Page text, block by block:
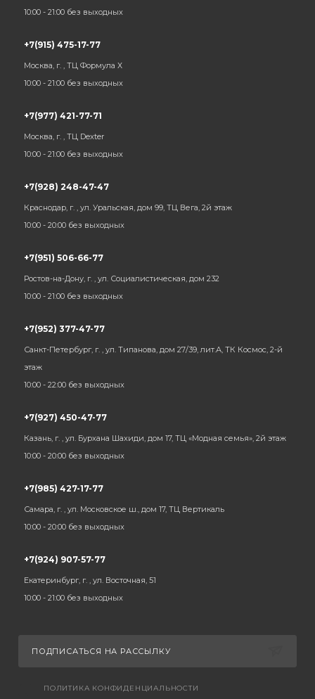
10:00 - 21:00 без выходных
+7(915) 475-17-77
Москва, г. , ТЦ Формула Х
10:00 - 21:00 без выходных
+7(977) 421-77-71
Москва, г. , ТЦ Dexter
10:00 - 21:00 без выходных
+7(928) 248-47-47
Краснодар, г. , ул. Уральская, дом 99, ТЦ Вега, 2й этаж
10:00 - 20:00 без выходных
+7(951) 506-66-77
Ростов-на-Дону, г. , ул. Социалистическая, дом 232
10:00 - 21:00 без выходных
+7(952) 377-47-77
Санкт-Петербург, г. , ул. Типанова, дом 27/39, лит.А, ТК Космос, 2-й
этаж
10:00 - 22:00 без выходных
+7(927) 450-47-77
Казань, г. , ул. Бурхана Шахиди, дом 17, ТЦ «Модная семья», 2й этаж
10:00 - 20:00 без выходных
+7(985) 427-17-77
Самара, г. , ул. Московское ш., дом 17, ТЦ Вертикаль
10:00 - 20:00 без выходных
+7(924) 907-57-77
Екатеринбург, г. , ул. Восточная, 51
10:00 - 21:00 без выходных
ПОДПИСАТЬСЯ НА РАССЫЛКУ
ПОЛИТИКА КОНФИДЕНЦИАЛЬНОСТИ